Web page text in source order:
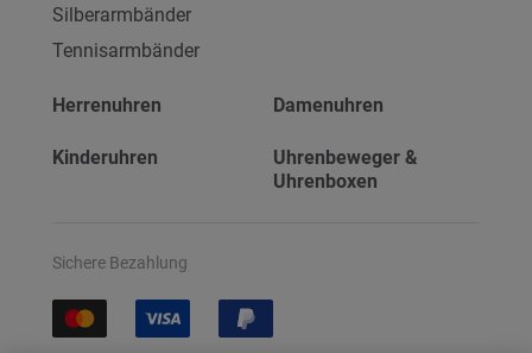
Silberarmbänder
Tennisarmbänder
Herrenuhren Damenuhren
Kinderuhren
Uhrenbeweger &
Uhrenboxen
Sichere Bezahlung